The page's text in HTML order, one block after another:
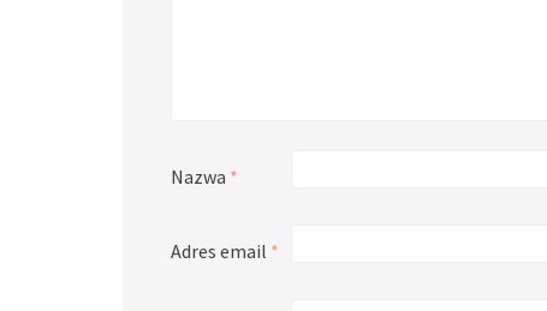
Nazwa *
Adres email *